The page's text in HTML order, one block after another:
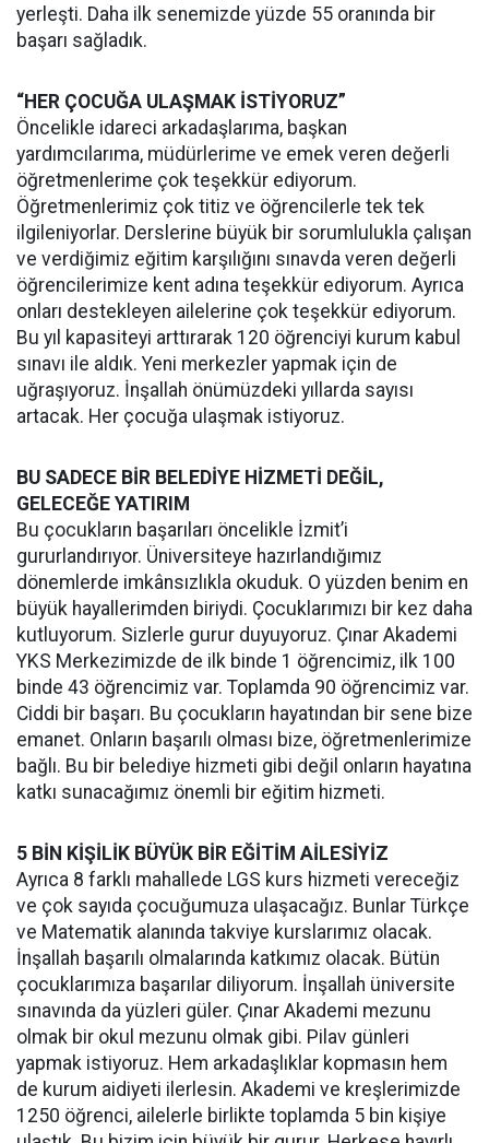
yerleşti. Daha ilk senemizde yüzde 55 oranında bir
başarı sağladık.
“HER ÇOCUĞA ULAŞMAK İSTİYORUZ”
Öncelikle idareci arkadaşlarıma, başkan
yardımcılarıma, müdürlerime ve emek veren değerli
öğretmenlerime çok teşekkür ediyorum.
Öğretmenlerimiz çok titiz ve öğrencilerle tek tek
ilgileniyorlar. Derslerine büyük bir sorumlulukla çalışan
ve verdiğimiz eğitim karşılığını sınavda veren değerli
öğrencilerimize kent adına teşekkür ediyorum. Ayrıca
onları destekleyen ailelerine çok teşekkür ediyorum.
Bu yıl kapasiteyi arttırarak 120 öğrenciyi kurum kabul
sınavı ile aldık. Yeni merkezler yapmak için de
uğraşıyoruz. İnşallah önümüzdeki yıllarda sayısı
artacak. Her çocuğa ulaşmak istiyoruz.
BU SADECE BİR BELEDİYE HİZMETİ DEĞİL,
GELECEĞE YATIRIM
Bu çocukların başarıları öncelikle İzmit’i
gururlandırıyor. Üniversiteye hazırlandığımız
dönemlerde imkânsızlıkla okuduk. O yüzden benim en
büyük hayallerimden biriydi. Çocuklarımızı bir kez daha
kutluyorum. Sizlerle gurur duyuyoruz. Çınar Akademi
YKS Merkezimizde de ilk binde 1 öğrencimiz, ilk 100
binde 43 öğrencimiz var. Toplamda 90 öğrencimiz var.
Ciddi bir başarı. Bu çocukların hayatından bir sene bize
emanet. Onların başarılı olması bize, öğretmenlerimize
bağlı. Bu bir belediye hizmeti gibi değil onların hayatına
katkı sunacağımız önemli bir eğitim hizmeti.
5 BİN KİŞİLİK BÜYÜK BİR EĞİTİM AİLESİYİZ
Ayrıca 8 farklı mahallede LGS kurs hizmeti vereceğiz
ve çok sayıda çocuğumuza ulaşacağız. Bunlar Türkçe
ve Matematik alanında takviye kurslarımız olacak.
İnşallah başarılı olmalarında katkımız olacak. Bütün
çocuklarımıza başarılar diliyorum. İnşallah üniversite
sınavında da yüzleri güler. Çınar Akademi mezunu
olmak bir okul mezunu olmak gibi. Pilav günleri
yapmak istiyoruz. Hem arkadaşlıklar kopmasın hem
de kurum aidiyeti ilerlesin. Akademi ve kreşlerimizde
1250 öğrenci, ailelerle birlikte toplamda 5 bin kişiye